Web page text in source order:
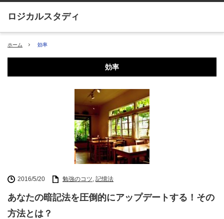
ホーム 効率
効率
2016/5/20 勉強のコツ, 記憶法
あなたの暗記法を圧倒的にアップデートする！その
方法とは？